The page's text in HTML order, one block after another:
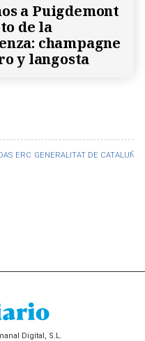
ERC GENERALITAT DE CATALUÑA
a Puigdemont
de la
champagne
y langosta
Digital, S.L.